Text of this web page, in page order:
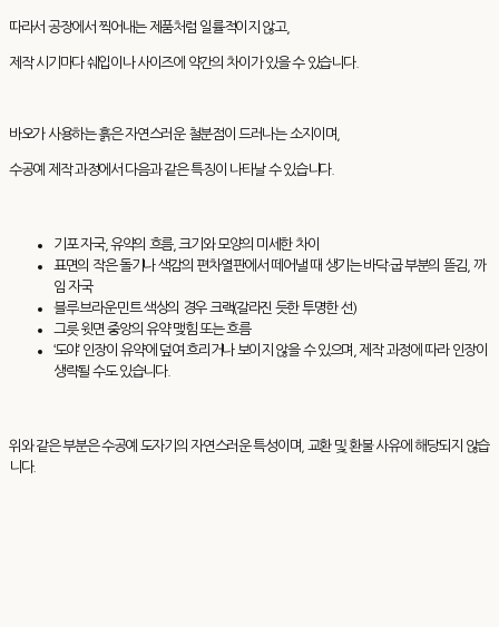
따라서 공장에서 찍어내는 제품처럼 일률적이지 않고,
제작 시기마다 쉐입이나 사이즈에 약간의 차이가 있을 수 있습니다.
바오가 사용하는 흙은 자연스러운 철분점이 드러나는 소지이며,
수공예 제작 과정에서 다음과 같은 특징이 나타날 수 있습니다.
기포 자국, 유약의 흐름, 크기와 모양의 미세한 차이
표면의 작은 돌기나 색감의 편차열판에서 떼어낼 때 생기는 바닥·굽 부분의 뜯김, 까
임 자국
블루·브라운·민트 색상의 경우 크랙(갈라진 듯한 투명한 선)
그릇 윗면 중앙의 유약 맺힘 또는 흐름
‘도야’ 인장이 유약에 덮여 흐리거나 보이지 않을 수 있으며, 제작 과정에 따라 인장이
생략될 수도 있습니다.
위와 같은 부분은 수공예 도자기의 자연스러운 특성이며, 교환 및 환불 사유에 해당되지 않습
니다.